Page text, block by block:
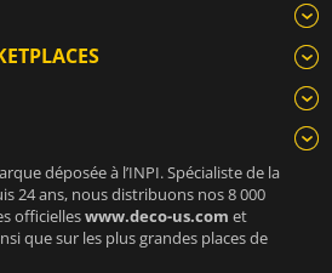
déposée à l’INPI. Spécialiste de la
24 ans, nous distribuons nos 8 000
officielleswww.deco-us.com et
que sur les plus grandes places de